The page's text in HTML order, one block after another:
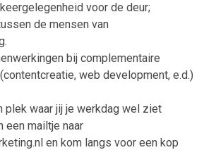
voor de deur;
de mensen van
bij complementaire
web development, e.d.)
plek waar jij je werkdag wel ziet
een mailtje naar
en kom langs voor een kop